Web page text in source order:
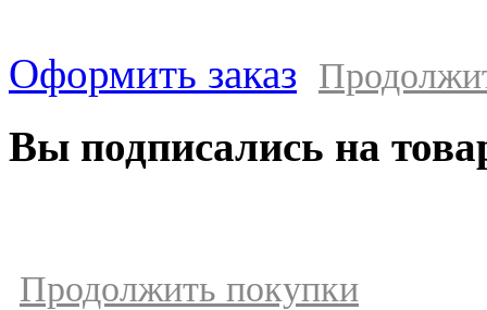
Оформить заказ
Вы подписались на
Продолжить покупки